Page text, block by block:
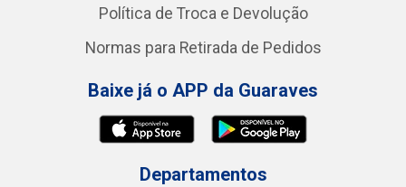
Política de Troca e Devolução
Normas para Retirada de Pedidos
Baixe já o APP da Guaraves
Departamentos